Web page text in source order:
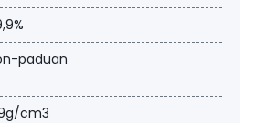
paduan
cm3